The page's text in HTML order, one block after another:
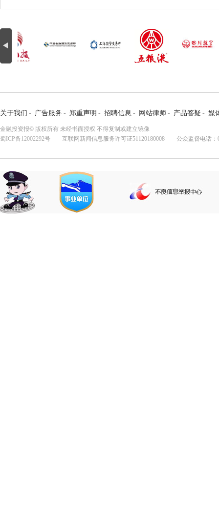
关于我们 - 广告服务 - 郑重声明 - 招聘信息 - 网站律师 - 产品答疑 - 媒
金融投资报© 版权所有 未经书面授权 不得复制或建立镜像
蜀ICP备12002292号 互联网新闻信息服务许可证51120180008 公众监督电话：